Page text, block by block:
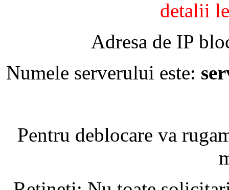
detalii
Adresa de IP
Numele serverului este:
Pentru deblocare va